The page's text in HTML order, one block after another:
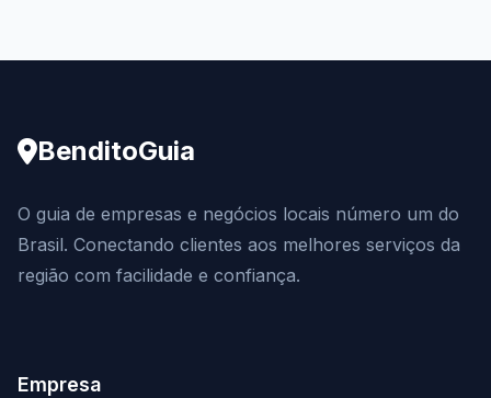
BenditoGuia
O guia de empresas e negócios locais número um do
Brasil. Conectando clientes aos melhores serviços da
região com facilidade e confiança.
Empresa